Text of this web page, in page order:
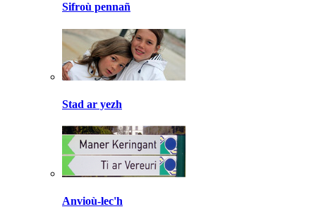
Sifroù pennañ
Stad ar yezh
Anvioù-lec'h